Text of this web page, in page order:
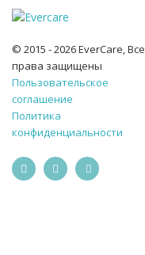
© 2015 - 2026 EverCare, Все
права защищены
Пользовательское
соглашение
Политика
конфиденциальности